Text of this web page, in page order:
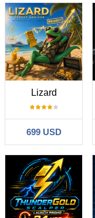
Lizard
699 USD